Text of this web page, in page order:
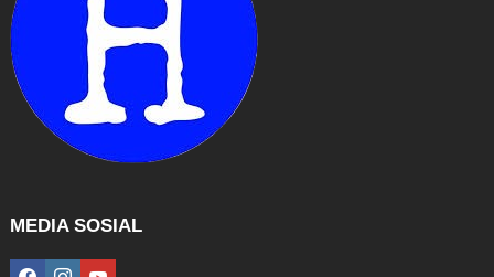
MEDIA SOSIAL
facebookinstagramyoutube